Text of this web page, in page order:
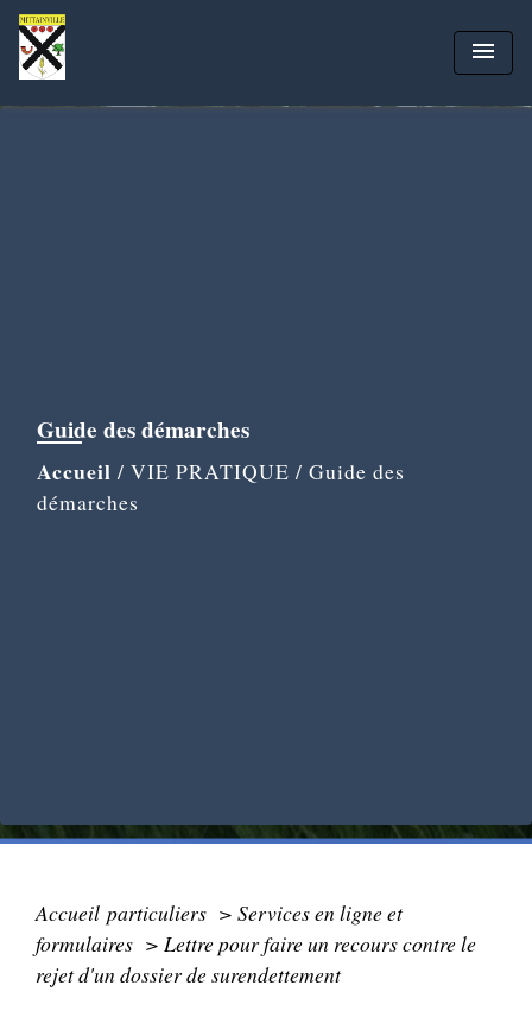
menu
Guide des démarches
Accueil / VIE PRATIQUE / Guide des
démarches
Accueil particuliers > Services en ligne et
formulaires > Lettre pour faire un recours contre le
rejet d'un dossier de surendettement